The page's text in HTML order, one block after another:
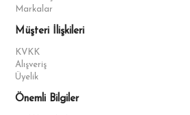
Markalar
Müşteri İlişkileri
KVKK
Alışveriş
Üyelik
Önemli Bilgiler